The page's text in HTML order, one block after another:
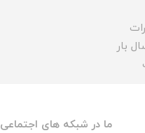
بار
ما در شبکه های اجتماعی